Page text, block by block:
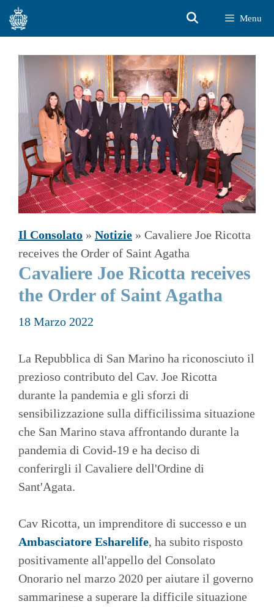
Vai
Menu
Il Consolato » Notizie » Cavaliere Joe Ricotta
receives the Order of Saint Agatha
Cavaliere Joe Ricotta receives
the Order of Saint Agatha
18 Marzo 2022
La Repubblica di San Marino ha riconosciuto il
prezioso contributo del Cav. Joe Ricotta
durante la pandemia e gli sforzi di
sensibilizzazione sulla difficilissima situazione
che San Marino stava affrontando durante la
pandemia di Covid-19 e ha deciso di
conferirgli il Cavaliere dell'Ordine di
Sant'Agata.
Cav Ricotta, un imprenditore di successo e un
Ambasciatore Esharelife, ha subito risposto
positivamente all'appello del Consolato
Onorario nel marzo 2020 per aiutare il governo
sammarinese a superare la difficile situazione